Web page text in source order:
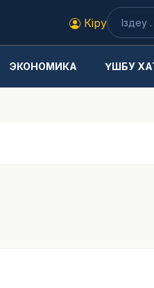
Кіру
ЭКОНОМИКА ҮШБУ